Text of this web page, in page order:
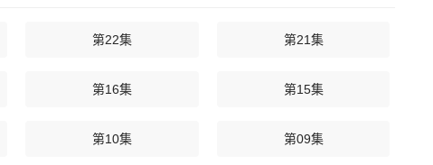
第22集 第21集
第16集 第15集
第10集 第09集